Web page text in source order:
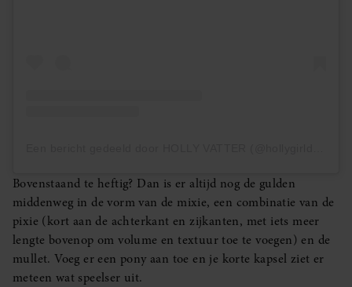
Bovenstaand te heftig? Dan is er altijd nog de gulden
middenweg in de vorm van de mixie, een combinatie van de
pixie (kort aan de achterkant en zijkanten, met iets meer
lengte bovenop om volume en textuur toe te voegen) en de
mullet. Voeg er een pony aan toe en je korte kapsel ziet er
meteen wat speelser uit.